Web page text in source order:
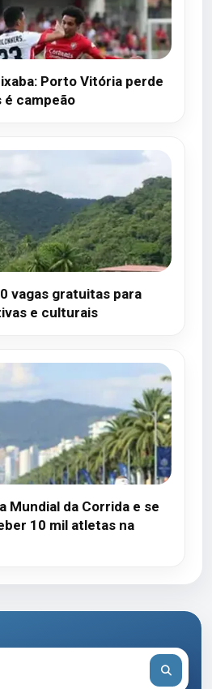
Porto Vitória perde
é campeão
vagas gratuitas para
e culturais
Mundial da Corrida e se
10 mil atletas na